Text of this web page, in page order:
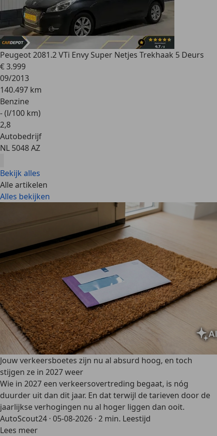
Peugeot 2081.2 VTi Envy Super Netjes Trekhaak 5 Deurs
€ 3.999
09/2013
140.497 km
Benzine
- (l/100 km)
2,8
Autobedrijf
NL 5048 AZ
Bekijk alles
Alle artikelen
Alles bekijken
Jouw verkeersboetes zijn nu al absurd hoog, en toch
stijgen ze in 2027 weer
Wie in 2027 een verkeersovertreding begaat, is nóg
duurder uit dan dit jaar. En dat terwijl de tarieven door de
jaarlijkse verhogingen nu al hoger liggen dan ooit.
AutoScout24 · 05-08-2026 · 2 min. Leestijd
Lees meer